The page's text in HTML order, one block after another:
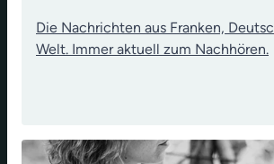
Die Nachrichten aus Franken,
Welt. Immer aktuell zum Nachhören.